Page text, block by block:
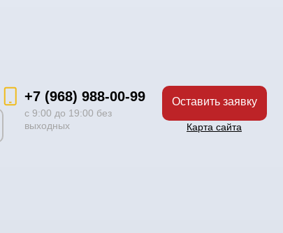
+7 (968) 988-00-99
с 9:00 до 19:00 без
выходных
Оставить заявку
Карта сайта